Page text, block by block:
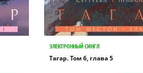
ЭЛЕКТРОННЫЙ СИНГЛ
Тагар. Том 6, глава 5